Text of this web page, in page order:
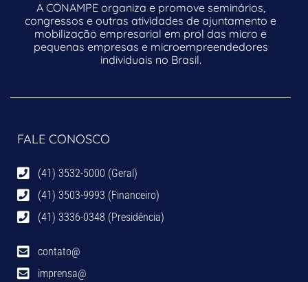
A CONAMPE organiza e promove seminários,
congressos e outras atividades de ajuntamento e
mobilização empresarial em prol das micro e
pequenas empresas e microempreendedores
individuais no Brasil.
FALE CONOSCO
(41) 3532-5000 (Geral)
(41) 3503-9993 (Financeiro)
(41) 3336-0348 (Presidência)
contato@
imprensa@